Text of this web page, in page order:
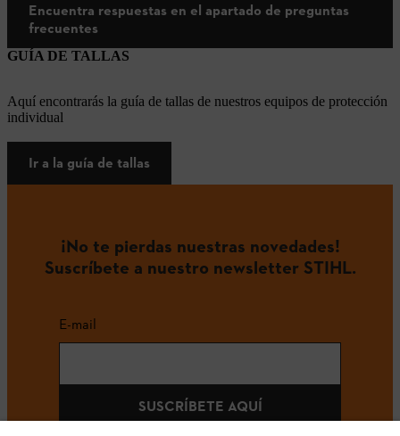
Encuentra respuestas en el apartado de preguntas
frecuentes
GUÍA DE TALLAS
Aquí encontrarás la guía de tallas de nuestros equipos de protección
individual
Ir a la guía de tallas
¡No te pierdas nuestras novedades!
Suscríbete a nuestro newsletter STIHL.
E-mail
SUSCRÍBETE AQUÍ